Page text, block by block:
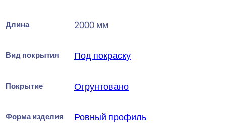
Длина 2000 мм
Вид покрытия Под покраску
Покрытие Огрунтовано
Форма изделия Ровный профиль